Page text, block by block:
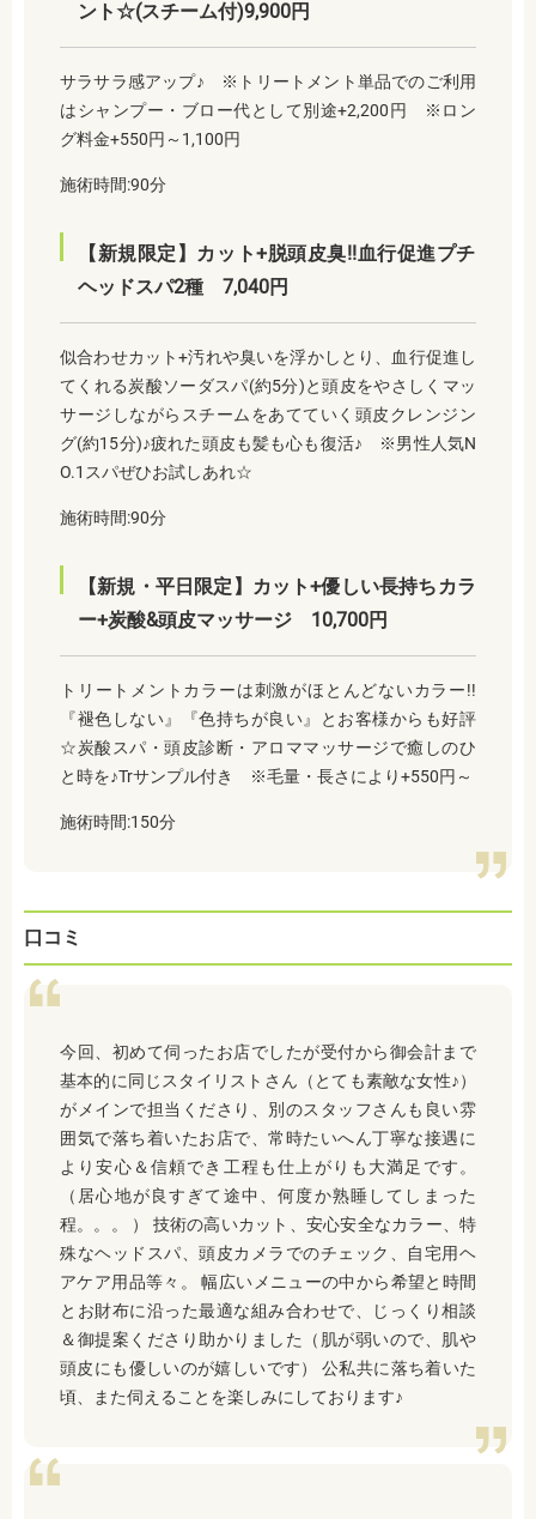
ント☆(スチーム付)9,900円
サラサラ感アップ♪ ※トリートメント単品でのご利用
はシャンプー・ブロー代として別途+2,200円 ※ロン
グ料金+550円～1,100円
施術時間:90分
【新規限定】カット+脱頭皮臭!!血行促進プチ
ヘッドスパ2種 7,040円
似合わせカット+汚れや臭いを浮かしとり、血行促進し
てくれる炭酸ソーダスパ(約5分)と頭皮をやさしくマッ
サージしながらスチームをあてていく頭皮クレンジン
グ(約15分)♪疲れた頭皮も髪も心も復活♪ ※男性人気N
O.1スパぜひお試しあれ☆
施術時間:90分
【新規・平日限定】カット+優しい長持ちカラ
ー+炭酸&頭皮マッサージ 10,700円
トリートメントカラーは刺激がほとんどないカラー!!
『褪色しない』『色持ちが良い』とお客様からも好評
☆炭酸スパ・頭皮診断・アロママッサージで癒しのひ
と時を♪Trサンプル付き ※毛量・長さにより+550円～
施術時間:150分
口コミ
今回、初めて伺ったお店でしたが受付から御会計まで
基本的に同じスタイリストさん（とても素敵な女性♪）
がメインで担当くださり、別のスタッフさんも良い雰
囲気で落ち着いたお店で、常時たいへん丁寧な接遇に
より安心＆信頼でき工程も仕上がりも大満足です。
（居心地が良すぎて途中、何度か熟睡してしまった
程。。。 ） 技術の高いカット、安心安全なカラー、特
殊なヘッドスパ、頭皮カメラでのチェック、自宅用ヘ
アケア用品等々。 幅広いメニューの中から希望と時間
とお財布に沿った最適な組み合わせで、じっくり相談
＆御提案くださり助かりました（肌が弱いので、肌や
頭皮にも優しいのが嬉しいです） 公私共に落ち着いた
頃、また伺えることを楽しみにしております♪